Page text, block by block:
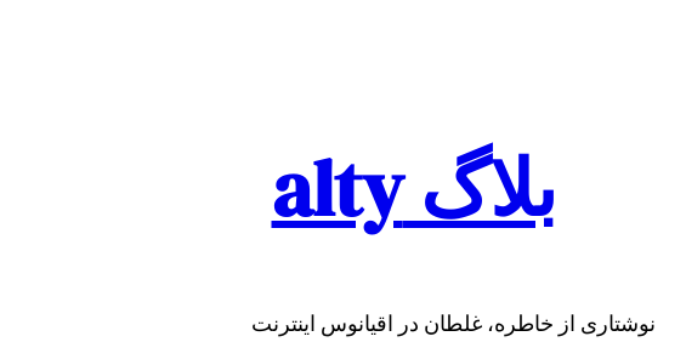
بلاگ alty
نوشتاری از خاطره، غلطان در اقیانوس اینترنت